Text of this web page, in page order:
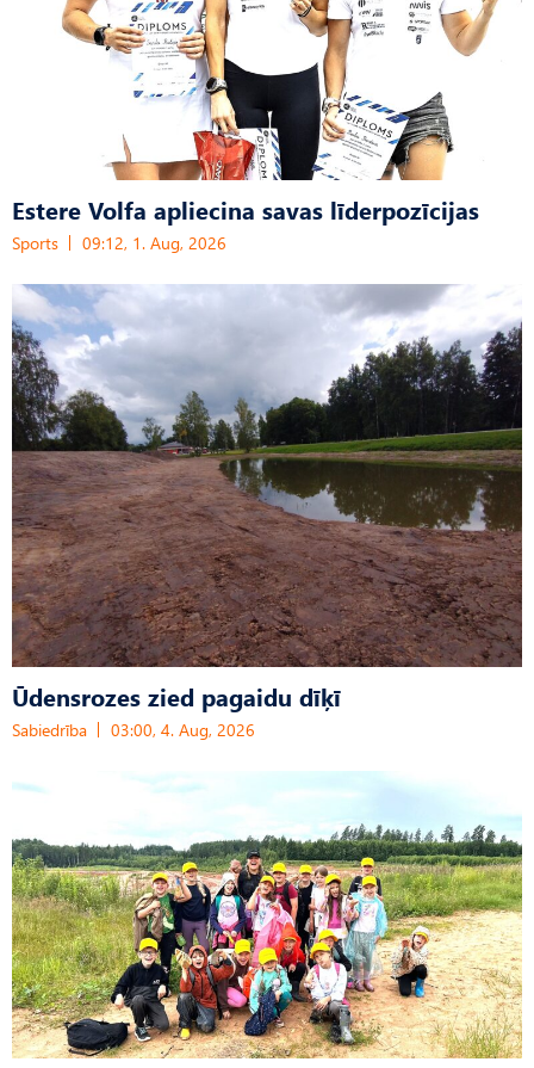
Estere Volfa apliecina savas līderpozīcijas
Sports 09:12, 1. Aug, 2026
Ūdensrozes zied pagaidu dīķī
Sabiedrība 03:00, 4. Aug, 2026